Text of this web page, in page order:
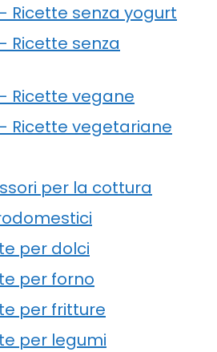
Ricette senza yogurt
Ricette senza
Ricette vegane
Ricette vegetariane
per la cottura
per dolci
per forno
per fritture
per legumi